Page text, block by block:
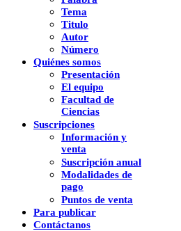
Tema
Titulo
Autor
Número
Quiénes somos
Presentación
El equipo
Facultad de
Ciencias
Suscripciones
Información y
venta
Suscripción anual
Modalidades de
pago
Puntos de venta
Para publicar
Contáctanos